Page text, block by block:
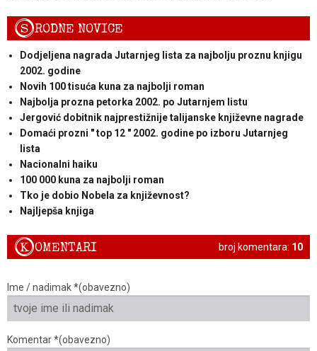
SRODNE NOVICE
Dodjeljena nagrada Jutarnjeg lista za najbolju proznu knjigu
2002. godine
Novih 100 tisuća kuna za najbolji roman
Najbolja prozna petorka 2002. po Jutarnjem listu
Jergović dobitnik najprestižnije talijanske književne nagrade
Domaći prozni " top 12 " 2002. godine po izboru Jutarnjeg
lista
Nacionalni haiku
100 000 kuna za najbolji roman
Tko je dobio Nobela za književnost?
Najljepša knjiga
broj komentara: 10
KOMENTARI
Ime / nadimak *(obavezno)
Komentar *(obavezno)